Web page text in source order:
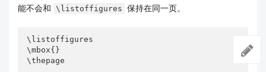
能不会和 \listoffigures 保持在同一页。
\listoffigures
\mbox{}
\thepage